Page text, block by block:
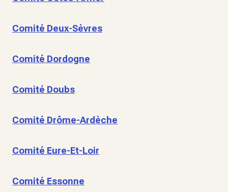
Comité Deux-Sèvres
Comité Dordogne
Comité Doubs
Comité Drôme-Ardèche
Comité Eure-Et-Loir
Comité Essonne